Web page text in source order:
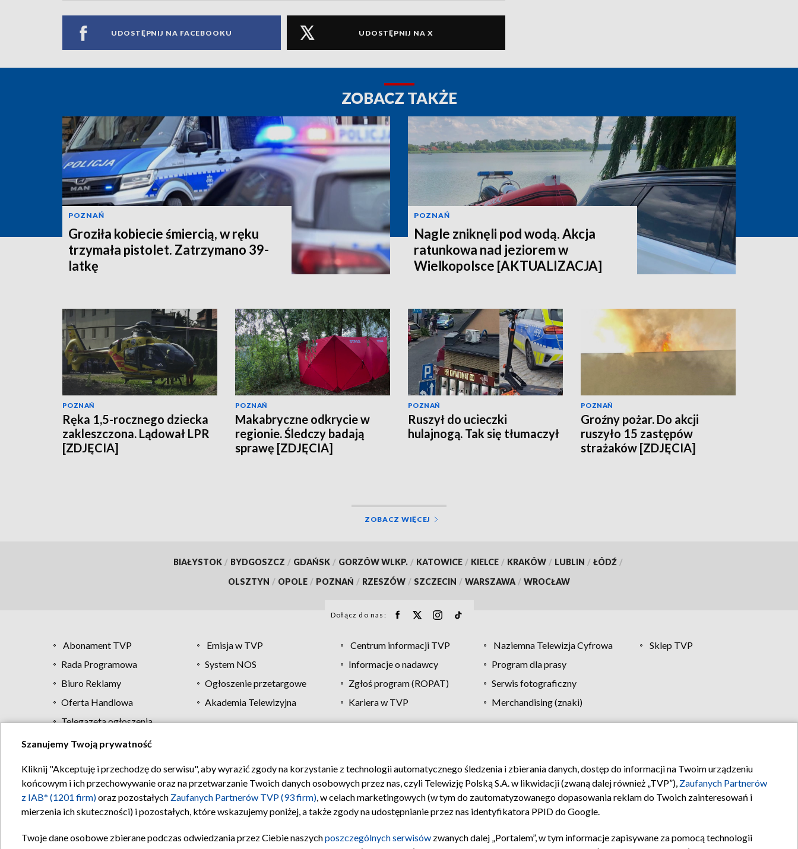
UDOSTĘPNIJ NA FACEBOOKU UDOSTĘPNIJ NA X
ZOBACZ TAKŻE
POZNAŃ
Groziła kobiecie śmiercią, w ręku
trzymała pistolet. Zatrzymano 39-
latkę
POZNAŃ
Nagle zniknęli pod wodą. Akcja
ratunkowa nad jeziorem w
Wielkopolsce [AKTUALIZACJA]
POZNAŃ
Ręka 1,5-rocznego dziecka
zakleszczona. Lądował LPR
[ZDJĘCIA]
POZNAŃ
Makabryczne odkrycie w
regionie. Śledczy badają
sprawę [ZDJĘCIA]
POZNAŃ
Ruszył do ucieczki
hulajnogą. Tak się tłumaczył
POZNAŃ
Groźny pożar. Do akcji
ruszyło 15 zastępów
strażaków [ZDJĘCIA]
ZOBACZ WIĘCEJ
BIAŁYSTOK / BYDGOSZCZ / GDAŃSK / GORZÓW WLKP. / KATOWICE / KIELCE / KRAKÓW / LUBLIN / ŁÓDŹ /
OLSZTYN / OPOLE / POZNAŃ / RZESZÓW / SZCZECIN / WARSZAWA / WROCŁAW
Dołącz do nas:
Abonament TVP Emisja w TVP Centrum informacji TVP Naziemna Telewizja Cyfrowa
Sklep TVP
Rada Programowa
System NOS Informacje o nadawcy
Program dla prasy
Biuro Reklamy
Ogłoszenie przetargowe Zgłoś program (ROPAT)
Serwis fotograficzny
Oferta Handlowa
Akademia Telewizyjna Kariera w TVP
Merchandising (znaki)
Telegazeta ogłoszenia
Regulamin TVP Polityka prywatności Moje zgody Pomoc Biuro reklamy Kontakt
Szanujemy Twoją prywatność
Kliknij "Akceptuję i przechodzę do serwisu", aby wyrazić zgody na korzystanie z technologii automatycznego śledzenia i zbierania danych, dostęp do informacji na Twoim urządzeniu
końcowym i ich przechowywanie oraz na przetwarzanie Twoich danych osobowych przez nas, czyli Telewizję Polską S.A. w likwidacji (zwaną dalej również „TVP”), Zaufanych Partnerów
z IAB* (1201 firm)oraz pozostałych Zaufanych Partnerów TVP (93 firm), w celach marketingowych (w tym do zautomatyzowanego dopasowania reklam do Twoich zainteresowań i
mierzenia ich skuteczności) i pozostałych, które wskazujemy poniżej, a także zgody na udostępnianie przez nas identyfikatora PPID do Google.
Twoje dane osobowe zbierane podczas odwiedzania przez Ciebie naszychposzczególnych serwisów zwanych dalej „Portalem”, w tym informacje zapisywane za pomocą technologii